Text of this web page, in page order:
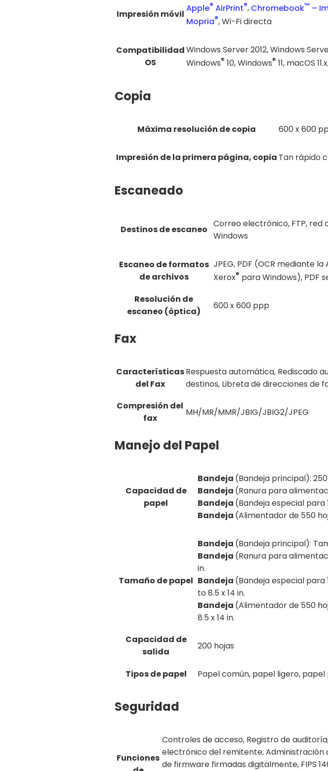
Impresión móvil
Apple® AirPrint®, Chromebook™ –
Mopria®, Wi-Fi directa
Compatibilidad
OS
Windows Server 2012, Windows
Windows® 10, Windows® 11, macOS
Copia
Máxima resolución de copia 600 x 600
Impresión de la primera página, copia Tan rápido
Escaneado
Destinos de escaneo
Correo electrónico, FTP, red
Windows
Escaneo de formatos
de archivos
JPEG, PDF (OCR mediante
Xerox® para Windows), PDF
Resolución de
escaneo (óptica)
600 x 600 ppp
Fax
Características
del Fax
Respuesta automática, Rediscado
destinos, Libreta de direcciones de
Compresión del
fax
MH/MR/MMR/JBIG/JBIG2/JPEG
Manejo del Papel
Capacidad de
papel
Bandeja (Bandeja principal): 250
Bandeja (Ranura para
Bandeja (Bandeja especial para
Bandeja (Alimentador de 550
Tamaño de papel
Bandeja (Bandeja principal):
Bandeja (Ranura para
in.
Bandeja (Bandeja especial para
to 8.5 x 14 in.
Bandeja (Alimentador de 550
8.5 x 14 in.
Capacidad de
salida
200hojas
Tipos de papel Papel común, papel ligero,
Seguridad
Funciones
Controles de acceso, Registro de
electrónico del remitente, Administración
de firmware firmadas digitalmente, FIPS